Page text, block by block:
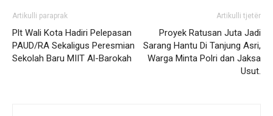
Artikulli paraprak
Plt Wali Kota Hadiri Pelepasan
PAUD/RA Sekaligus Peresmian
Sekolah Baru MIIT Al-Barokah
Artikulli tjetër
Proyek Ratusan Juta Jadi
Sarang Hantu Di Tanjung Asri,
Warga Minta Polri dan Jaksa
Usut.